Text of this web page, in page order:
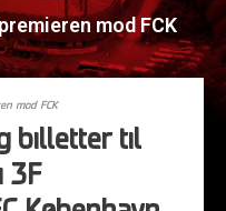
mod FCK
mod FCK
billetter til
3F